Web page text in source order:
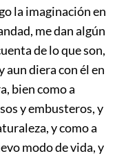
la imaginación en
me dan algún
de lo que son,
aun diera con él en
bien como a
y embusteros, y
y como a
modo de vida, y